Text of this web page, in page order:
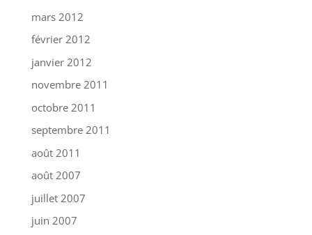
mars 2012
février 2012
janvier 2012
novembre 2011
octobre 2011
septembre 2011
août 2011
août 2007
juillet 2007
juin 2007